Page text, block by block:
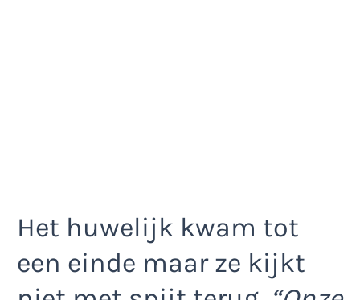
Het huwelijk kwam tot
een einde maar ze kijkt